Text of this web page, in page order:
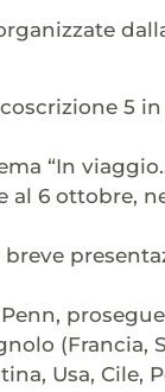
5
“In
6 ottobre,
(Francia,
Usa, Cile,